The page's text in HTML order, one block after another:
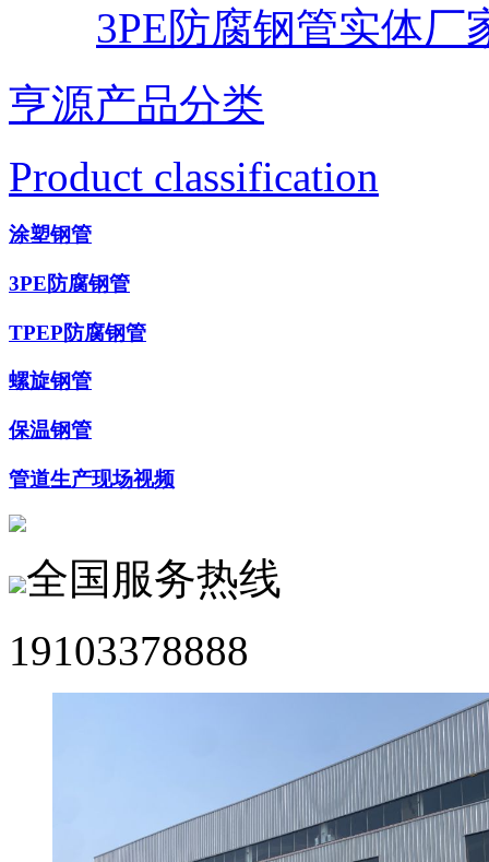
3PE防腐钢管实体厂
亨源产品分类
Product classification
涂塑钢管
3PE防腐钢管
TPEP防腐钢管
螺旋钢管
保温钢管
管道生产现场视频
全国服务热线
19103378888